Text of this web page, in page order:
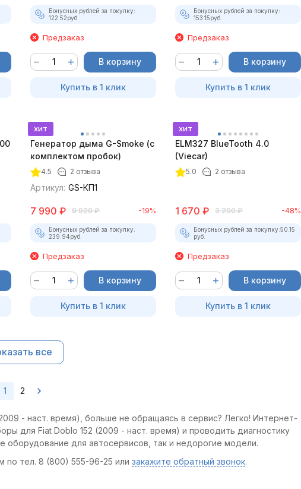
Бонусных рублей за покупку:
122.52руб.
Предзаказ
В корзину
Купить в 1 клик
Бонусных рублей за покупку:
153.15руб.
Предзаказ
В корзину
Купить в 1 клик
хит
Генератор дыма G-Smoke (c
комплектом пробок)
4.5 2 отзыва
Артикул: GS-КП1
7 990 ₽ 9 920 ₽ -19%
Бонусных рублей за покупку:
239.94руб.
Предзаказ
В корзину
Купить в 1 клик
хит
ELM327 BlueTooth 4.0
(Viecar)
5.0 2 отзыва
1 670 ₽ 3 200 ₽ -48%
Бонусных рублей за покупку:50.15
руб.
Предзаказ
В корзину
Купить в 1 клик
все
1 2
- наст. время), больше не обращаясь в сервис? Легко! Интернет-
для Fiat Doblo 152 (2009 - наст. время) и проводить диагностику
оборудование для автосервисов, так и недорогие модели.
по тел. 8 (800) 555-96-25 или закажите обратный звонок.